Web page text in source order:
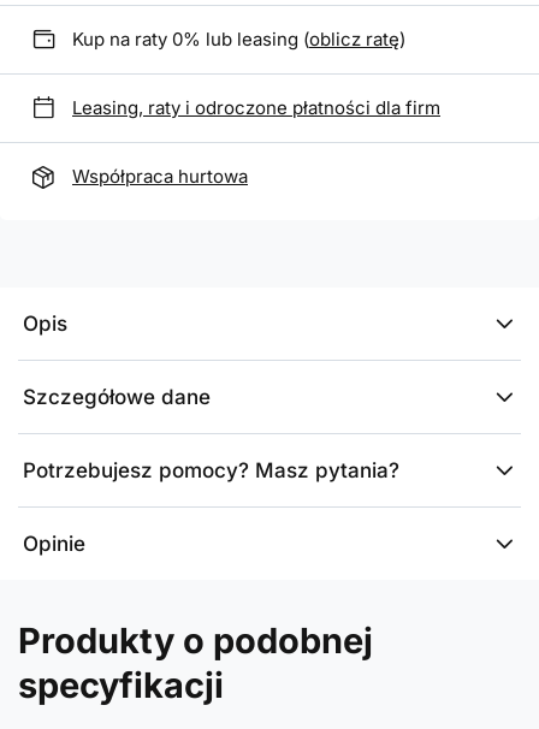
Kup na raty 0% lub leasing (oblicz ratę)
Leasing, raty i odroczone płatności dla firm
Współpraca hurtowa
Opis
Szczegółowe dane
Potrzebujesz pomocy? Masz pytania?
Opinie
Produkty o podobnej
specyfikacji